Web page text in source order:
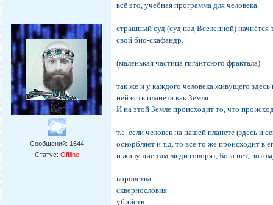
Сообщений: 1644
Статус: Offline
всё это, учебная программа для человека.
страшный суд (суд над Вселенной) начнётся
свой био-скафандр.
(маленькая частица гигантского фрактала)
так же и у каждого человека живущего здесь
ней есть планета как Земля.
И на этой Земле происходит то, что
т.е. если человек на нашей планете (здесь и
оскорбляет и т.д. то всё то же происходит в
и живущие там люди говорят, Бога нет,
воровства
сквернословия
убийств